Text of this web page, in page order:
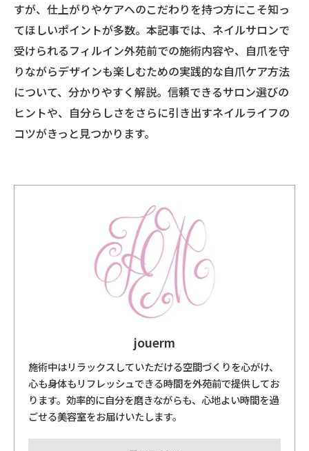
すが、仕上がりやケアへのこだわりを持つ方にこそ知っ
てほしいポイントが多数。本記事では、ネイルサロンで
受けられるフィルイン外苑前での施術内容や、自爪を守
りながらデザインも楽しむための実践的な自爪ケア方法
について、分かりやすく解説。信頼できるサロン選びの
ヒントや、自分らしさをさらに引き出すネイルライフの
コツがきっと見つかります。
jouerm
施術中はリラックスしていただける空間づくりを心がけ、
心も身体もリフレッシュできる時間を外苑前で提供してお
ります。効率的に自分を磨きながらも、心地よい時間を過
ごせる美容室をお届けいたします。